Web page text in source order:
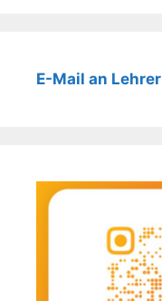
E-Mail an Lehrer